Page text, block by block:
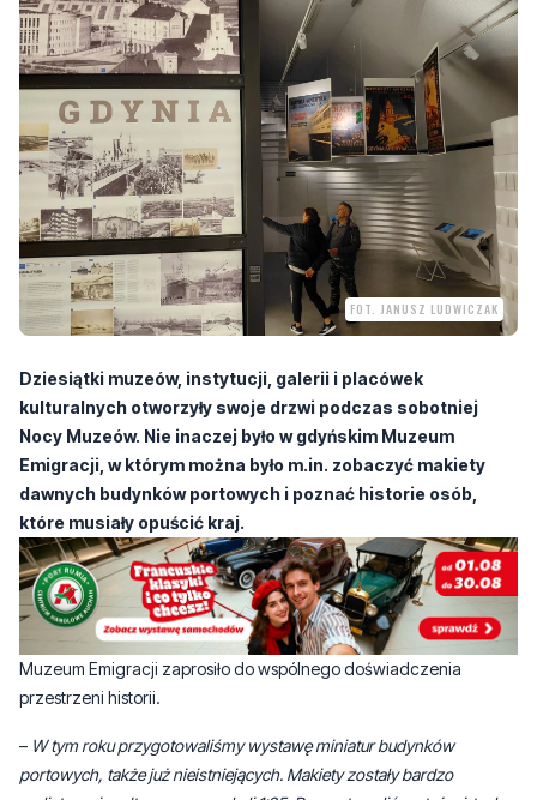
FOT. JANUSZ LUDWICZAK
Dziesiątki muzeów, instytucji, galerii i placówek
kulturalnych otworzyły swoje drzwi podczas sobotniej
Nocy Muzeów. Nie inaczej było w gdyńskim Muzeum
Emigracji, w którym można było m.in. zobaczyć makiety
dawnych budynków portowych i poznać historie osób,
które musiały opuścić kraj.
Muzeum Emigracji zaprosiło do wspólnego doświadczenia
przestrzeni historii.
– W tym roku przygotowaliśmy wystawę miniatur budynków
portowych, także już nieistniejących. Makiety zostały bardzo